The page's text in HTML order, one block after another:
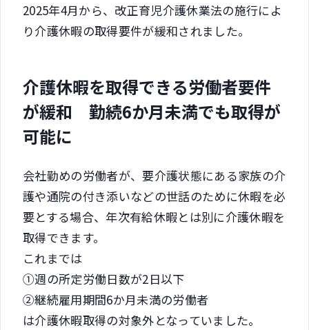
2025年4月から、改正育児介護休業法の施行によ
り介護休暇の取得要件が緩和されました。
介護休暇を取得できる労働者要件
が緩和 勤続6か月未満でも取得が
可能に
会社勤めの労働者が、要介護状態にある家族の介
護や通院の付き添いなどの世話のために休暇を必
要とする場合、年次有給休暇とは別に介護休暇を
取得できます。
これまでは
①週の所定労働日数が2日以下
②継続雇用期間6か月未満の労働者
は介護休暇取得の対象外となっていました。